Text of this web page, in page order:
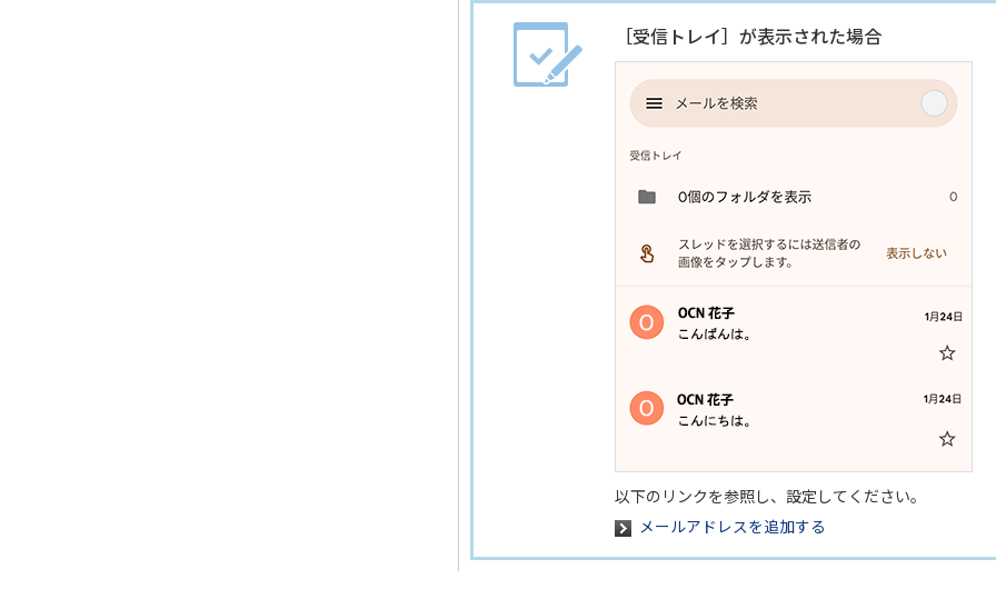
［受信トレイ］が表示された場合
以下のリンクを参照し、設定してください。
メールアドレスを追加する